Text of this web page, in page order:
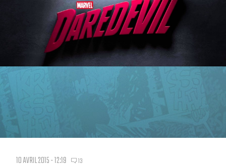
10 AVRIL 2015 - 12:19 13